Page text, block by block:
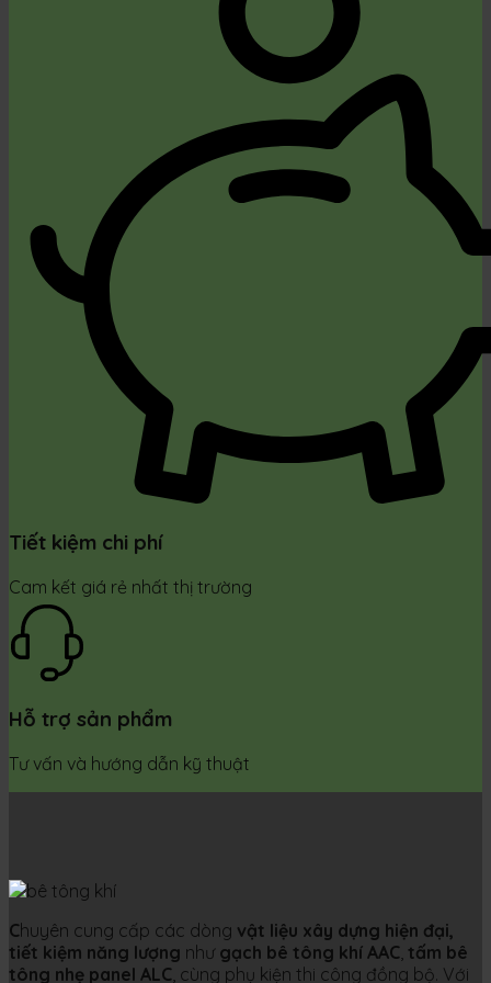
Tiết kiệm chi phí
Cam kết giá rẻ nhất thị trường
Hỗ trợ sản phẩm
Tư vấn và hướng dẫn kỹ thuật
Chuyên cung cấp các dòng vật liệu xây dựng hiện đại,
tiết kiệm năng lượng như gạch bê tông khí AAC tấm bê
tông nhẹ panel ALC , cùng phụ kiện thi công đồng bộ. Với